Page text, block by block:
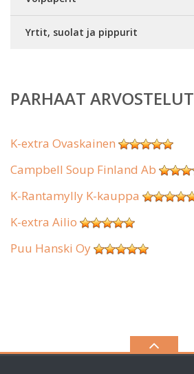
Yrtit, suolat ja pippurit
PARHAAT ARVOSTELUT
K-extra Ovaskainen
Campbell Soup Finland Ab
K-Rantamylly K-kauppa
K-extra Ailio
Puu Hanski Oy